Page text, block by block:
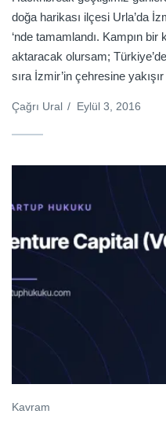
doğa harikası ilçesi Urla’da
‘nde tamamlandı. Kampın bir
aktaracak olursam;
sıra İzmir’in çehresine
Çağrı Ural / Eylül 3, 2016
Kavram